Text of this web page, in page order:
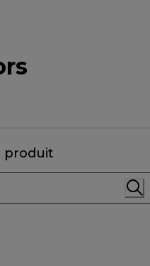
produit